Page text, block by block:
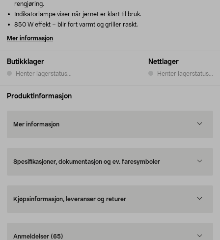
Butikklager
Henter lagerstatus...
Nettlager
Henter lagerstatus...
rengjøring.
Indikatorlampe viser når jernet er klart til bruk.
850 W effekt – blir fort varmt og griller raskt.
Mer informasjon
Produktinformasjon
Mer informasjon
Spesifikasjoner, dokumentasjon og ev. faresymboler
Kjøpsinformasjon, leveranser og returer
Anmeldelser (65)